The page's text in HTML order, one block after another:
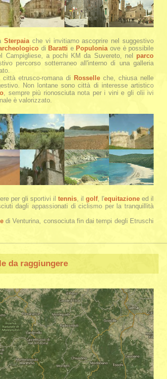
Sterpaia che vi invitiamo ascoprire nel suggestivo
di Baratti ePopulonia ove è possibile
a pochi KM da Suvereto, nel parco
percorso sotterraneo all'interno di una galleria
etrusco-romana di Rosselle che, chiusa nelle
Non lontane sono città di interesse artistico
, sempre più rionosciuta nota per i vini e gli olii ivi
è valorizzato.
per gli sportivi il tennis, il golf, l'equitazioneed il
dagli appassionati di ciclismo per la tranquillità
di Venturina, consociuta fin dai tempi degli Etruschi
da raggiungere